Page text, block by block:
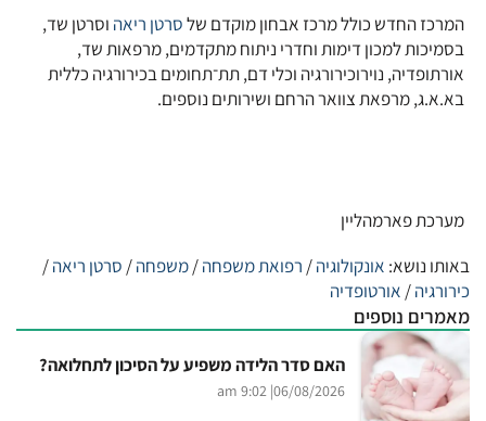
המרכז החדש כולל מרכז אבחון מוקדם שלסרטן ריאה וסרטן שד,
בסמיכות למכון דימות וחדרי ניתוח מתקדמים, מרפאות שד,
אורתופדיה, נוירוכירורגיה וכלי דם, תת־תחומים בכירורגיה כללית
בא.א.ג, מרפאת צוואר הרחם ושירותים נוספים.
מערכת פארמהליין
באותו נושא: אונקולוגיה/ רפואת משפחה/משפחה/ סרטן ריאה/
כירורגיה/ אורטופדיה
מאמרים נוספים
האם סדר הלידה משפיע על הסיכון לתחלואה?
06/08/2026
| 9:02 am